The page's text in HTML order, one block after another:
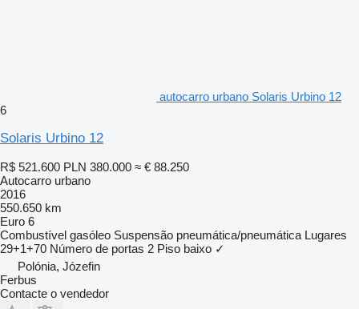
autocarro urbano Solaris Urbino 12
6
Solaris Urbino 12
R$ 521.600 PLN 380.000 ≈ € 88.250
Autocarro urbano
2016
550.650 km
Euro 6
Combustível gasóleo Suspensão pneumática/pneumática Lugares
29+1+70 Número de portas 2 Piso baixo ✓
Polónia, Józefin
Ferbus
Contacte o vendedor